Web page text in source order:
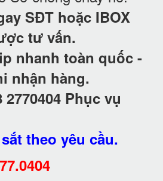
SĐT hoặc IBOX
tư vấn.
nhanh toàn quốc -
nhận hàng.
Phục vụ
theo yêu cầu.